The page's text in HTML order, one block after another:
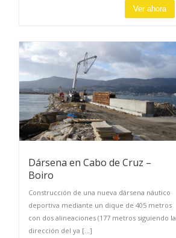
Ver ahora
Dársena en Cabo de Cruz –
Boiro
Construcción de una nueva dársena náutico
deportiva mediante un dique de 405 metros
con dos alineaciones (177 metros siguiendo la
dirección del ya [...]